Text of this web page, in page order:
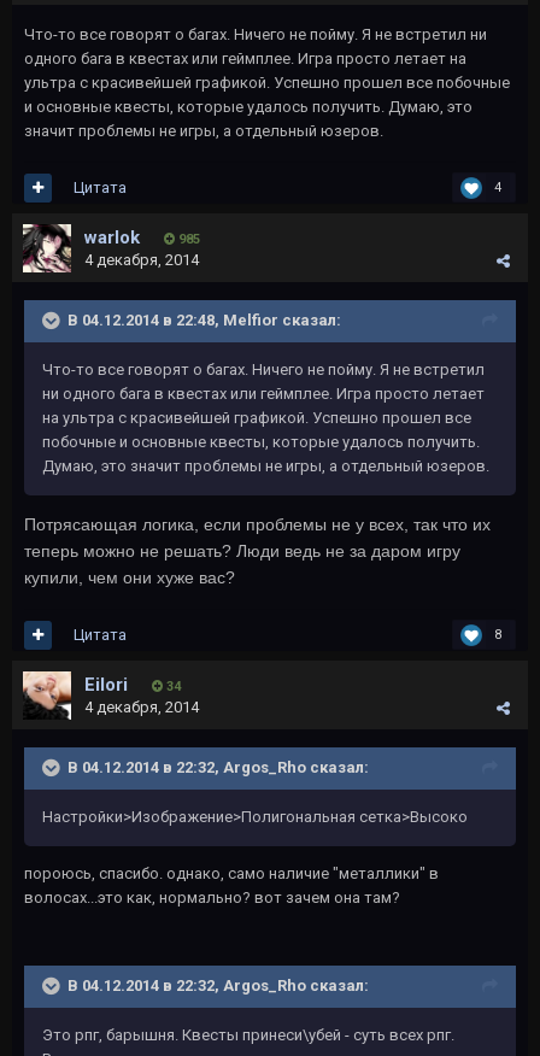
Что-то все говорят о багах. Ничего не пойму. Я не встретил ни
одного бага в квестах или геймплее. Игра просто летает на
ультра с красивейшей графикой. Успешно прошел все побочные
и основные квесты, которые удалось получить. Думаю, это
значит проблемы не игры, а отдельный юзеров.
4
Цитата
warlok 985
4 декабря, 2014
В 04.12.2014 в 22:48, Melfior сказал:
Что-то все говорят о багах. Ничего не пойму. Я не встретил
ни одного бага в квестах или геймплее. Игра просто летает
на ультра с красивейшей графикой. Успешно прошел все
побочные и основные квесты, которые удалось получить.
Думаю, это значит проблемы не игры, а отдельный юзеров.
Потрясающая логика, если проблемы не у всех, так что их
теперь можно не решать? Люди ведь не за даром игру
купили, чем они хуже вас?
8
Цитата
Eilori 34
4 декабря, 2014
В 04.12.2014 в 22:32, Argos_Rho сказал:
Настройки>Изображение>Полигональная сетка>Высоко
пороюсь, спасибо. однако, само наличие "металлики" в
волосах...это как, нормально? вот зачем она там?
В 04.12.2014 в 22:32, Argos_Rho сказал:
Это рпг, барышня. Квесты принеси\убей - суть всех рпг.